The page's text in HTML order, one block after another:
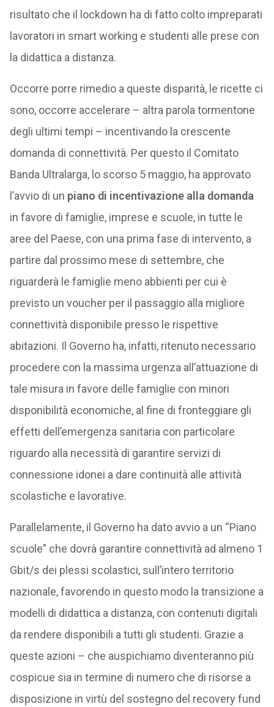
risultato che il lockdown ha di fatto colto impreparati
lavoratori in smart working e studenti alle prese con
la didattica a distanza.
Occorre porre rimedio a queste disparità, le ricette ci
sono, occorre accelerare – altra parola tormentone
degli ultimi tempi – incentivando la crescente
domanda di connettività. Per questo il Comitato
Banda Ultralarga, lo scorso 5 maggio, ha approvato
l’avvio di un piano di incentivazione alla domanda
in favore di famiglie, imprese e scuole, in tutte le
aree del Paese, con una prima fase di intervento, a
partire dal prossimo mese di settembre, che
riguarderà le famiglie meno abbienti per cui è
previsto un voucher per il passaggio alla migliore
connettività disponibile presso le rispettive
abitazioni. Il Governo ha, infatti, ritenuto necessario
procedere con la massima urgenza all’attuazione di
tale misura in favore delle famiglie con minori
disponibilità economiche, al fine di fronteggiare gli
effetti dell’emergenza sanitaria con particolare
riguardo alla necessità di garantire servizi di
connessione idonei a dare continuità alle attività
scolastiche e lavorative.
Parallelamente, il Governo ha dato avvio a un “Piano
scuole” che dovrà garantire connettività ad almeno 1
Gbit/s dei plessi scolastici, sull’intero territorio
nazionale, favorendo in questo modo la transizione a
modelli di didattica a distanza, con contenuti digitali
da rendere disponibili a tutti gli studenti. Grazie a
queste azioni – che auspichiamo diventeranno più
cospicue sia in termine di numero che di risorse a
disposizione in virtù del sostegno del recovery fund